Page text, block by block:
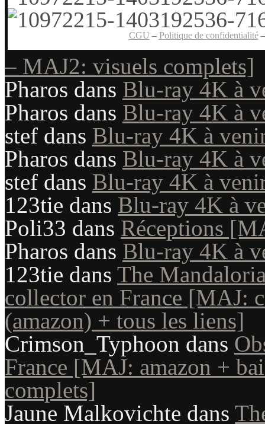
CGU – Politique de confidentialité
– MAJ2: visuels complets]
Pharos dans Blu-ray 4K à
Pharos dans Blu-ray 4K à
stef dans Blu-ray 4K à
Pharos dans Blu-ray 4K à
stef dans Blu-ray 4K à
123tie dans Blu-ray 4K à
Poli33 dans Réceptions
Pharos dans Blu-ray 4K à
123tie dans The
collector en France [MAJ:
(amazon) + tous les liens]
Crimson_Typhoon dans
France [MAJ: amazon +
complets]
Jaune Malkovichte dans